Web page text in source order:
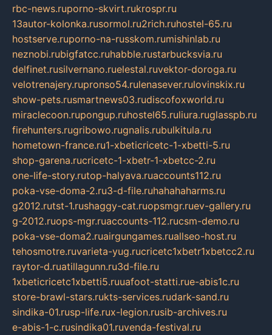
rbc-news.ruporno-skvirt.rukrospr.ru
13autor-kolonka.rusormol.ru2rich.ruhostel-65.ru
hostserve.ruporno-na-russkom.rumishinlab.ru
neznobi.rubigfatcc.ruhabble.rustarbucksvia.ru
delfinet.rusilvernano.ruelestal.ruvektor-doroga.ru
velotrenajery.rupronso54.rulenasever.rulovinskix.ru
show-pets.rusmartnews03.rudiscofoxworld.ru
miraclecoon.rupongup.ruhostel65.ruliura.ruglasspb.ru
firehunters.rugribowo.rugnalis.rubulkitula.ru
hometown-france.ru1-xbeticricetc-1-xbetti-5.ru
shop-garena.rucricetc-1-xbetr-1-xbetcc-2.ru
one-life-story.rutop-halyava.ruaccounts112.ru
poka-vse-doma-2.ru3-d-file.ruhahahaharms.ru
g2012.rutst-1.rushaggy-cat.ruopsmgr.ruev-gallery.ru
g-2012.ruops-mgr.ruaccounts-112.rucsm-demo.ru
poka-vse-doma2.ruairgungames.ruallseo-host.ru
tehosmotre.ruvarieta-yug.rucricetc1xbetr1xbetcc2.ru
raytor-d.ruatillagunn.ru3d-file.ru
1xbeticricetc1xbetti5.ruuafoot-statti.rue-abis1c.ru
store-brawl-stars.rukts-services.rudark-sand.ru
sindika-01.rusp-life.rux-legion.rusib-archives.ru
e-abis-1-c.rusindika01.ruvenda-festival.ru